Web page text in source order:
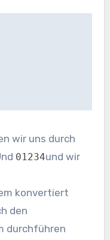
wir uns durch
01234und wir
konvertiert
den
durchführen